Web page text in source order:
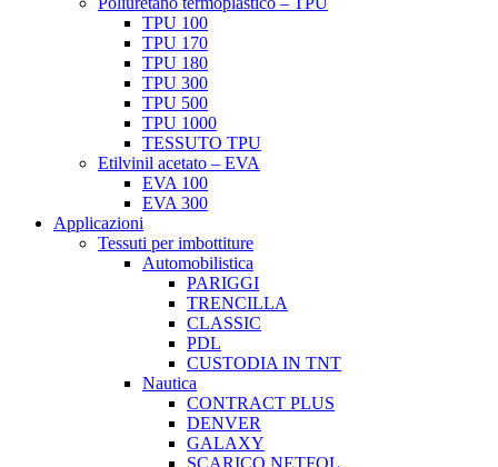
TPU 100
TPU 170
TPU 180
TPU 300
TPU 500
TPU 1000
TESSUTO TPU
Etilvinil acetato – EVA
EVA 100
EVA 300
Applicazioni
Tessuti per imbottiture
Automobilistica
PARIGGI
TRENCILLA
CLASSIC
PDL
CUSTODIA IN TNT
Nautica
CONTRACT PLUS
DENVER
GALAXY
SCARICO NETFOL